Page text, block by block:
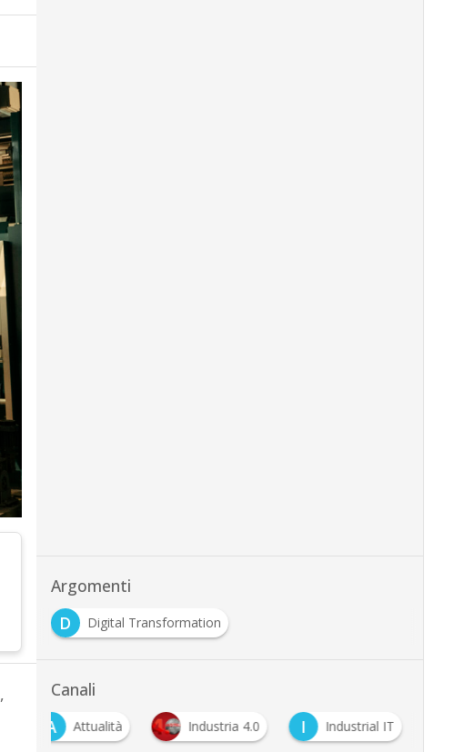
,
Argomenti
D
Digital Transformation
Canali
A
Attualità Industria 4.0 I Industrial IT